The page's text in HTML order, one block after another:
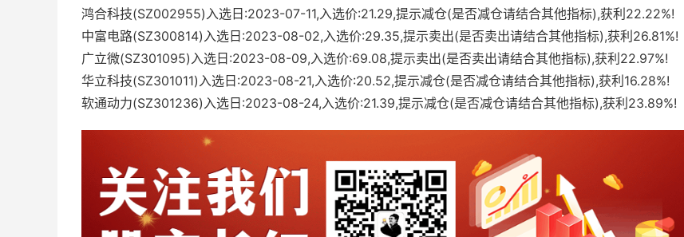
鸿合科技(SZ002955)入选日:2023-07-11,入选价:21.29,提示减仓(是否减仓请结合其他指标),获利22.22%!
中富电路(SZ300814)入选日:2023-08-02,入选价:29.35,提示卖出(是否卖出请结合其他指标),获利26.81%!
广立微(SZ301095)入选日:2023-08-09,入选价:69.08,提示卖出(是否卖出请结合其他指标),获利22.97%!
华立科技(SZ301011)入选日:2023-08-21,入选价:20.52,提示减仓(是否减仓请结合其他指标),获利16.28%!
软通动力(SZ301236)入选日:2023-08-24,入选价:21.39,提示减仓(是否减仓请结合其他指标),获利23.89%!